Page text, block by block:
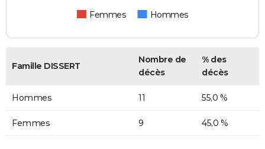
Femmes Hommes
Famille DISSERT
Nombre de
décès
% des
décès
Hommes 11 55,0 %
Femmes 9 45,0 %